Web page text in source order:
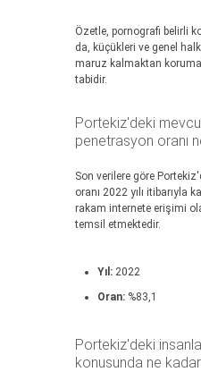
Özetle, pornografi belirli
da, küçükleri ve genel
maruz kalmaktan
tabidir.
Portekiz'deki
penetrasyon oranı
Son verilere göre
oranı 2022 yılı itibarıyla
rakam internete erişimi
temsil etmektedir.
Yıl: 2022
Oran: %83,1
Portekiz'deki
konusunda ne